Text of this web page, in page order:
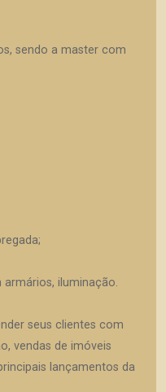
sendo a master com
iluminação.
seus clientes com
vendas de imóveis
lançamentos da